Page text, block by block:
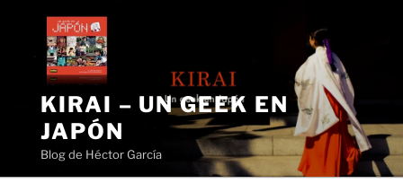
contenido
KIRAI – UN GEEK EN
JAPÓN
Blog de Héctor García